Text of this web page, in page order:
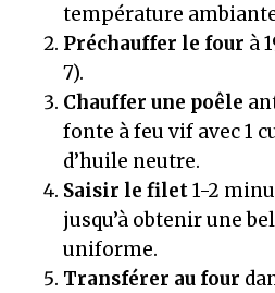
température
Préchauffer le four à
7).
Chauffer une poêle
fonte à feu vif avec 1
d’huile neutre.
Saisir le filet1-2
jusqu’à obtenir une
uniforme.
Transférer au four